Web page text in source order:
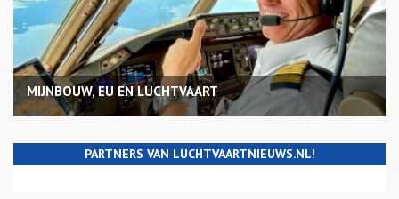
MIJNBOUW, EU EN LUCHTVAART
PARTNERS VAN LUCHTVAARTNIEUWS.NL!